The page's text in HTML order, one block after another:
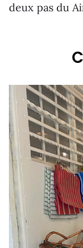
deux pas du